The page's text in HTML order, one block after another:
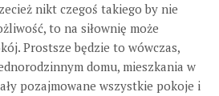
nikt czegoś takiego by nie
to na siłownię może
Prostsze będzie to wówczas,
domu, mieszkania w
pozajmowane wszystkie pokoje i